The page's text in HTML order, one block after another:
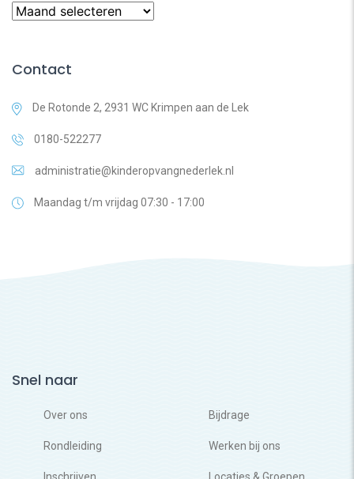
Contact
De Rotonde 2, 2931 WC Krimpen aan de Lek
0180-522277
administratie@kinderopvangnederlek.nl
Maandag t/m vrijdag 07:30 - 17:00
Snel naar
Over ons Bijdrage
Rondleiding Werken bij ons